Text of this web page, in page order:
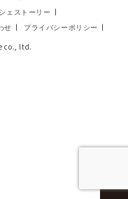
ェストーリー |
せ | プライバシーポリシー |
co., ltd.